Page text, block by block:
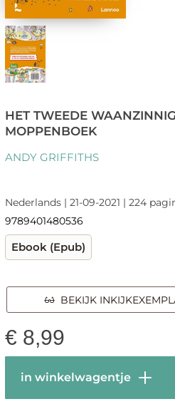
HET TWEEDE
MOPPENBOEK
ANDY GRIFFITHS
Nederlands | 21-09-2021 | 224
9789401480536
Ebook (Epub)
BEKIJK
€ 8,99
in winkelwagentje